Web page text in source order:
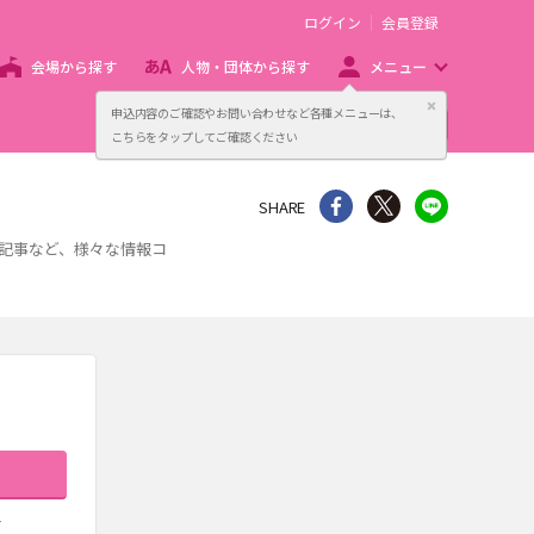
申込内容のご確認やお問い合わせなど各種メニューは、
こちらをタップしてご確認ください
閉じる
ログイン 会員登録
会場から探す 人物・団体から探す メニュー
主催者向け販売サービス
事など、様々な情報コ
SHARE シェア Twitter